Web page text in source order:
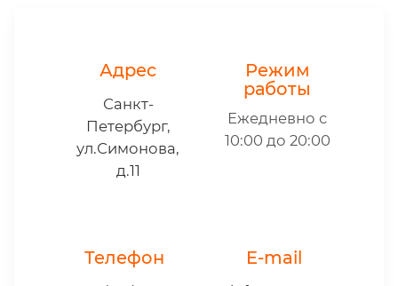
Адрес
Санкт-
Петербург,
ул.Симонова,
д.11
Режим
работы
Ежедневно с
10:00 до 20:00
Телефон E-mail